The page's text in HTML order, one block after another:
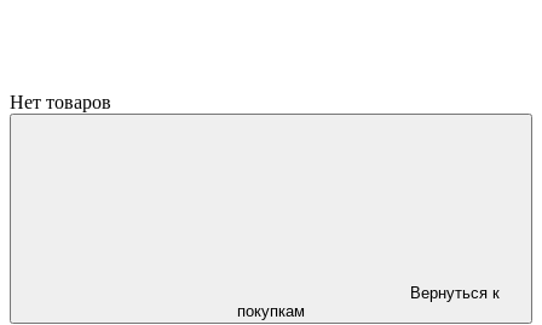
Нет товаров
Вернуться к
покупкам